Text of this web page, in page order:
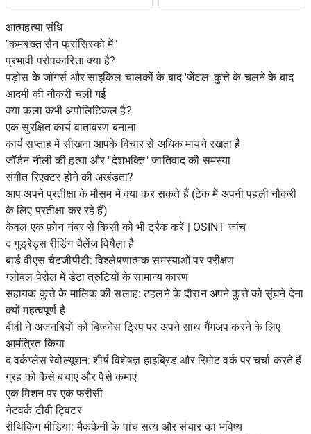
जटिल है
आत्महत्या संधि
"कमबख्त सैन फ्रांसिस्को में"
प्रभावी परोपकारिता क्या है?
पड़ोस के जॉगर्स और साइकिल चालकों के बाद 'जेंटल' कुत्ते के चलने के बाद
आदमी की नौकरी चली गई
क्या कला कभी अपोलिटिकल है?
एक सुरक्षित कार्य वातावरण बनाना
कार्य सप्ताह में सीखना आपके विचार से अधिक मायने रखता है
जॉर्डन नीली की हत्या और "देशभक्ति" जातिवाद की समस्या
संगीत रिएक्टर होने की अखंडता?
आप अपने प्रतीक्षा के मौसम में क्या कर सकते हैं (टेक में अपनी पहली नौकरी
के लिए प्रतीक्षा कर रहे हैं)
केवल एक फ़ोन नंबर से किसी को भी ट्रैक करें | OSINT जांच
द गुड्रेड्स रीडिंग चैलेंज विषैला है
बार्ड वीएस चैटजीपीटी: विश्लेषणात्मक समस्याओं पर परीक्षण
ग्लोबल पेरोल में डेटा त्रुटियों के सामान्य कारण
सहायक कुत्ते के मालिक की सलाह: टहलने के दौरान अपने कुत्ते को सूंघने देना
क्यों महत्वपूर्ण है
बीवी ने अजनबियों को बिजनेस ट्रिप पर अपने साथ गैंगअप करने के लिए
आमंत्रित किया
द वर्कप्लेस रेवोल्यूशन: शीर्ष विशेषज्ञ हाइब्रिड और रिमोट वर्क पर चर्चा करते हैं
ग्रह को कैसे बचाएं और पैसे कमाएं
एक मिशन पर एक फरीसी
नेटवर्क टीवी ट्विटर
रीथिंकिंग मीडिया: मैककेनी के पांच सत्य और संचार का भविष्य